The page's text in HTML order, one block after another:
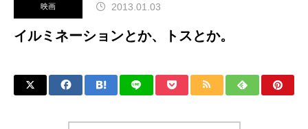
映画 2013.01.03
イルミネーションとか、トスとか。